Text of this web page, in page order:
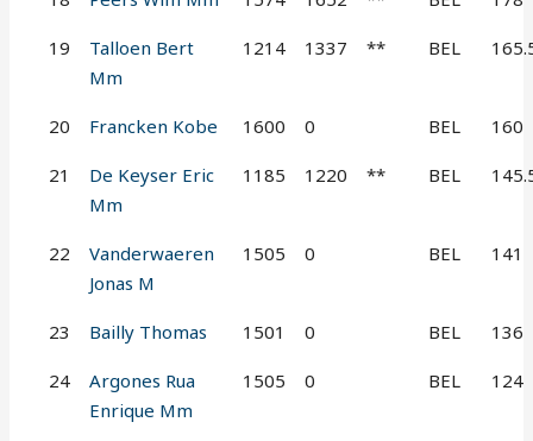
19
Talloen Bert
Mm
1214 1337 ** BEL
20 Francken Kobe 1600 0 BEL 160
21
De Keyser Eric
Mm
1185 1220 ** BEL
22
Vanderwaeren
Jonas M
1505 0 BEL 141
23 Bailly Thomas 1501 0 BEL 136
24
Argones Rua
Enrique Mm
1505 0 BEL 124